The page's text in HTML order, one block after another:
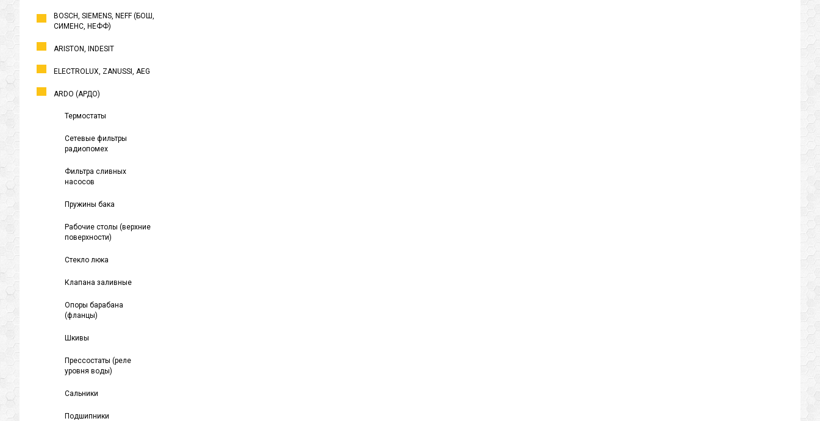
BOSCH, SIEMENS, NEFF (БОШ,
СИМЕНС, НЕФФ)
ARISTON, INDESIT
ELECTROLUX, ZANUSSI, AEG
ARDO (АРДО)
Термостаты
Сетевые фильтры
радиопомех
Фильтра сливных
насосов
Пружины бака
Рабочие столы (верхние
поверхности)
Стекло люка
Клапана заливные
Опоры барабана
(фланцы)
Шкивы
Прессостаты (реле
уровня воды)
Сальники
Подшипники